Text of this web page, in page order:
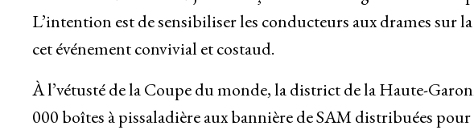
L’intention est de sensibiliser les conducteurs aux drames sur
cet événement convivial et costaud.
À l’vétusté de la Coupe du monde, la district de la Haute-
000 boîtes à pissaladière aux bannière de SAM distribuées